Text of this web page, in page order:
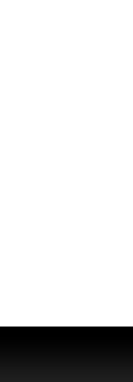
Prix de France 2025
a un calendrier
de Honda
2024
2024 side-car ,